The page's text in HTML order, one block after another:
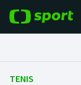
Fotbal
TENIS